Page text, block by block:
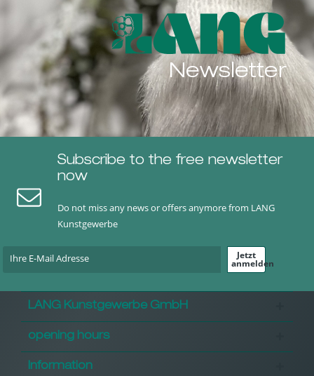
Newsletter
Subscribe to the free newsletter
now
Do not miss any news or offers anymore from LANG
Kunstgewerbe
Jetzt
anmelden
LANG Kunstgewerbe GmbH
opening hours
Information